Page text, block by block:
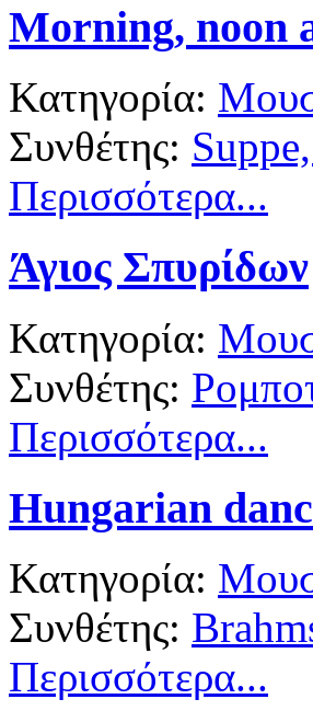
Morning, noon
Κατηγορία:
Συνθέτης:
Περισσότερα...
Άγιος Σπυρίδων
Κατηγορία:
Συνθέτης:
Περισσότερα...
Hungarian
Κατηγορία:
Συνθέτης:
Περισσότερα...